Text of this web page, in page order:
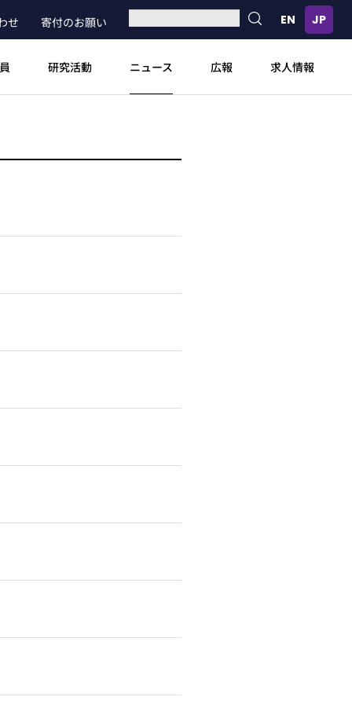
せ 寄付のお願い
研究活動 ニュース 広報 求人情報